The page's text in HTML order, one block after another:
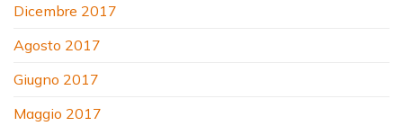
Dicembre 2017
Agosto 2017
Giugno 2017
Maggio 2017